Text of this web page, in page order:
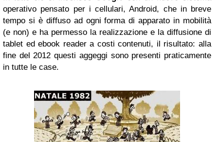
operativo pensato per i cellulari, Android, che in breve
tempo si è diffuso ad ogni forma di apparato in mobilità
(e non) e ha permesso la realizzazione e la diffusione di
tablet ed ebook reader a costi contenuti, il risultato: alla
fine del 2012 questi aggeggi sono presenti praticamente
in tutte le case.